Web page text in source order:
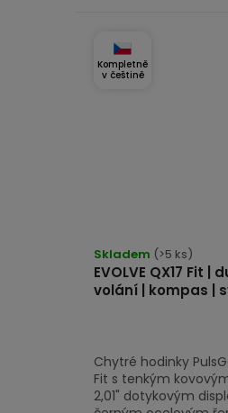
Kompletně
v češtině
EVOLVE QX17 Fit |
volání | kompas |
Skladem (>5 ks)
Chytré hodinky
Fit s tenkým
2,01" dotykovým